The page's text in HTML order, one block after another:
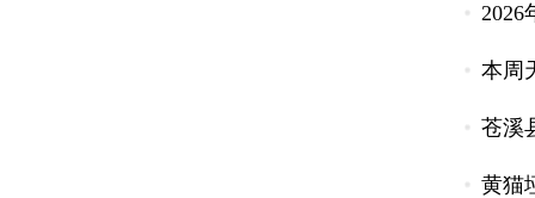
2026
本周
苍溪
黄猫